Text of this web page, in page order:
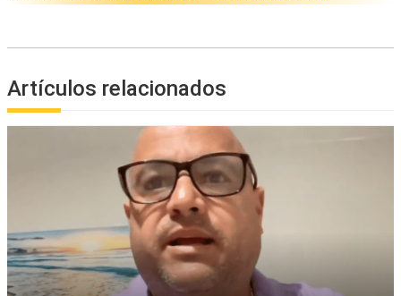
Artículos relacionados